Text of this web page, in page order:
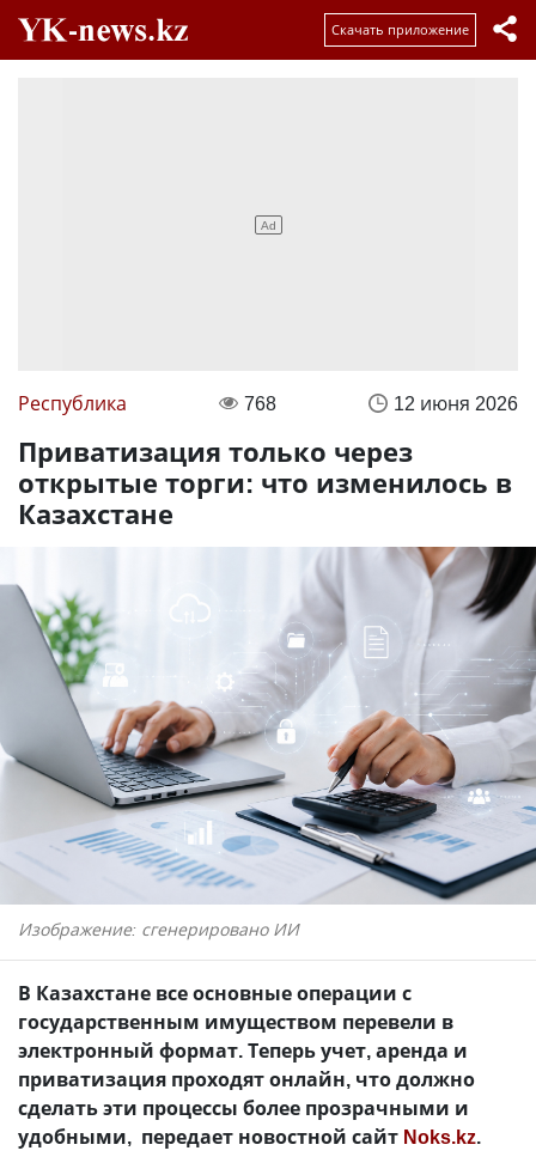
Скачать приложение
Республика 768 12 июня 2026
Приватизация только через
открытые торги: что изменилось в
Казахстане
Изображение: сгенерировано ИИ
В Казахстане все основные операции с
государственным имуществом перевели в
электронный формат. Теперь учет, аренда и
приватизация проходят онлайн, что должно
сделать эти процессы более прозрачными и
удобными, передает новостной сайт Noks.kz.